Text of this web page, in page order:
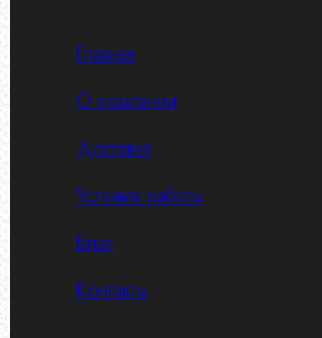
Главная
О компании
Доставка
Условия работы
Блог
Контакты